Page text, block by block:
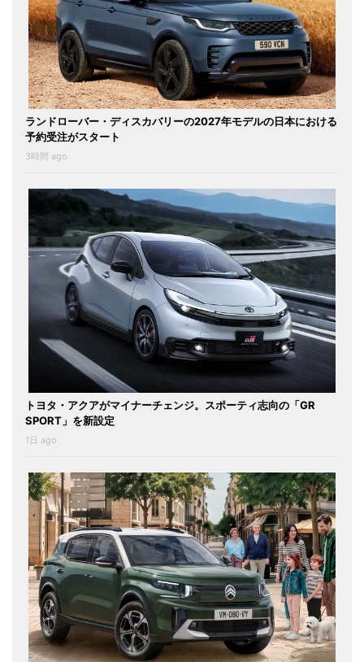
ランドローバー・ディスカバリーの2027年モデルの日本における
予約受注がスタート
3時間 ago
トヨタ・アクアがマイナーチェンジ。スポーティ志向の「GR
SPORT」を新設定
1日 ago